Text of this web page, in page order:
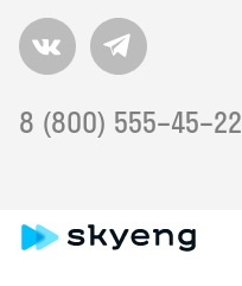
8 (800) 555–45–22